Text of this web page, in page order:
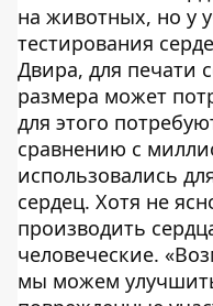
на животных, но у
тестирования
Двира, для печати
размера может
для этого
сравнению с
использовались
сердец. Хотя не
производить
человеческие.
мы можем